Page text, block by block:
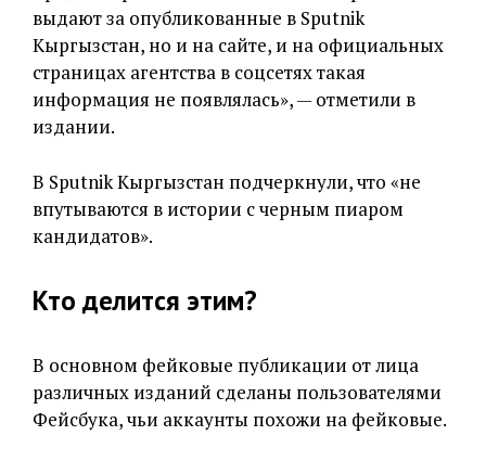
выдают за опубликованные в Sputnik
Кыргызстан, но и на сайте, и на официальных
страницах агентства в соцсетях такая
информация не появлялась», — отметили в
издании.
В Sputnik Кыргызстан подчеркнули, что «не
впутываются в истории с черным пиаром
кандидатов».
Кто делится этим?
В основном фейковые публикации от лица
различных изданий сделаны пользователями
Фейсбука, чьи аккаунты похожи на фейковые.